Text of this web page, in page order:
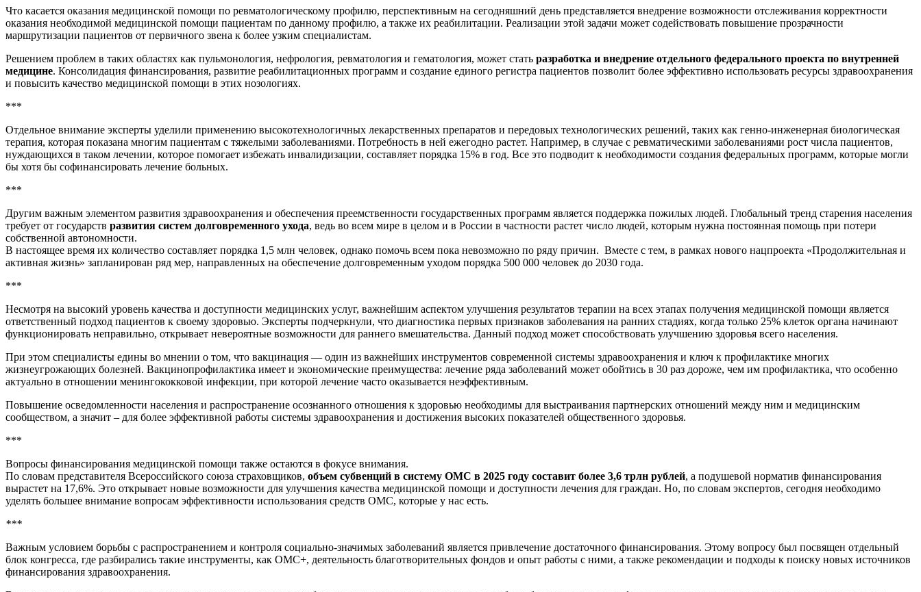
Что касается оказания медицинской помощи по ревматологическому профилю, перспективным на сегодняшний день представляется внедрение возможности отслеживания корректности
оказания необходимой медицинской помощи пациентам по данному профилю, а также их реабилитации. Реализации этой задачи может содействовать повышение прозрачности
маршрутизации пациентов от первичного звена к более узким специалистам.
Решением проблем в таких областях как пульмонология, нефрология, ревматология и гематология, может стать разработка и внедрение отдельного федерального проекта по внутренней
медицине. Консолидация финансирования, развитие реабилитационных программ и создание единого регистра пациентов позволит более эффективно использовать ресурсы здравоохранения
и повысить качество медицинской помощи в этих нозологиях.
***
Отдельное внимание эксперты уделили применению высокотехнологичных лекарственных препаратов и передовых технологических решений, таких как генно-инженерная биологическая
терапия, которая показана многим пациентам с тяжелыми заболеваниями. Потребность в ней ежегодно растет. Например, в случае с ревматическими заболеваниями рост числа пациентов,
нуждающихся в таком лечении, которое помогает избежать инвалидизации, составляет порядка 15% в год. Все это подводит к необходимости создания федеральных программ, которые могли
бы хотя бы софинансировать лечение больных.
***
Другим важным элементом развития здравоохранения и обеспечения преемственности государственных программ является поддержка пожилых людей. Глобальный тренд старения населения
требует от государств развития систем долговременного ухода, ведь во всем мире в целом и в России в частности растет число людей, которым нужна постоянная помощь при потери
собственной автономности.
В настоящее время их количество составляет порядка 1,5 млн человек, однако помочь всем пока невозможно по ряду причин. Вместе с тем, в рамках нового нацпроекта «Продолжительная и
активная жизнь» запланирован ряд мер, направленных на обеспечение долговременным уходом порядка 500 000 человек до 2030 года.
***
Несмотря на высокий уровень качества и доступности медицинских услуг, важнейшим аспектом улучшения результатов терапии на всех этапах получения медицинской помощи является
ответственный подход пациентов к своему здоровью. Эксперты подчеркнули, что диагностика первых признаков заболевания на ранних стадиях, когда только 25% клеток органа начинают
функционировать неправильно, открывает невероятные возможности для раннего вмешательства. Данный подход может способствовать улучшению здоровья всего населения.
При этом специалисты едины во мнении о том, что вакцинация — один из важнейших инструментов современной системы здравоохранения и ключ к профилактике многих
жизнеугрожающих болезней. Вакцинопрофилактика имеет и экономические преимущества: лечение ряда заболеваний может обойтись в 30 раз дороже, чем им профилактика, что особенно
актуально в отношении менингококковой инфекции, при которой лечение часто оказывается неэффективным.
Повышение осведомленности населения и распространение осознанного отношения к здоровью необходимы для выстраивания партнерских отношений между ним и медицинским
сообществом, а значит – для более эффективной работы системы здравоохранения и достижения высоких показателей общественного здоровья.
***
Вопросы финансирования медицинской помощи также остаются в фокусе внимания.
По словам представителя Всероссийского союза страховщиков, объем субвенций в систему ОМС в 2025 году составит более 3,6 трлн рублей, а подушевой норматив финансирования
вырастет на 17,6%. Это открывает новые возможности для улучшения качества медицинской помощи и доступности лечения для граждан. Но, по словам экспертов, сегодня необходимо
уделять большее внимание вопросам эффективности использования средств ОМС, которые у нас есть.
***
Важным условием борьбы с распространением и контроля социально-значимых заболеваний является привлечение достаточного финансирования. Этому вопросу был посвящен отдельный
блок конгресса, где разбирались такие инструменты, как ОМС+, деятельность благотворительных фондов и опыт работы с ними, а также рекомендации и подходы к поиску новых источников
финансирования здравоохранения.